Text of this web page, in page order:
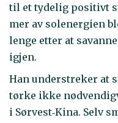
til et tydelig positivt
mer av solenergien
lenge etter at
igjen.
Han understreker at
tørke ikke
i Sørvest‑Kina. Selv